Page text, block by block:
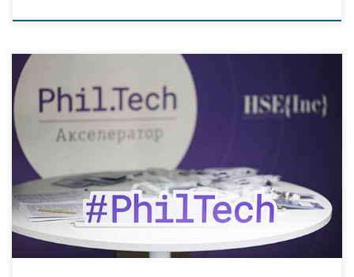
25 октября в Москве прошёл демо-день выпускников первого в России
акселератора социально ориентированных стартапов PhilTech (филтех,
технологии для филантропии). Программу запустили в июле 2017 года
«Рыбаков Фонд»